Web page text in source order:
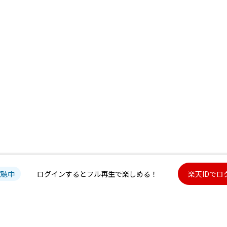
中 ログインするとフル再生で楽しめる！ 楽天IDでロ